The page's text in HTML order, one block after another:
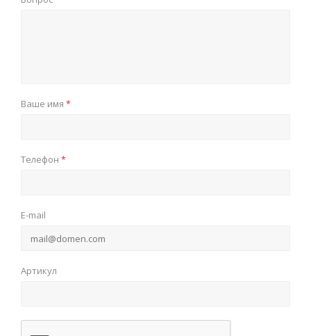
Ваше имя *
Телефон *
E-mail
Артикул